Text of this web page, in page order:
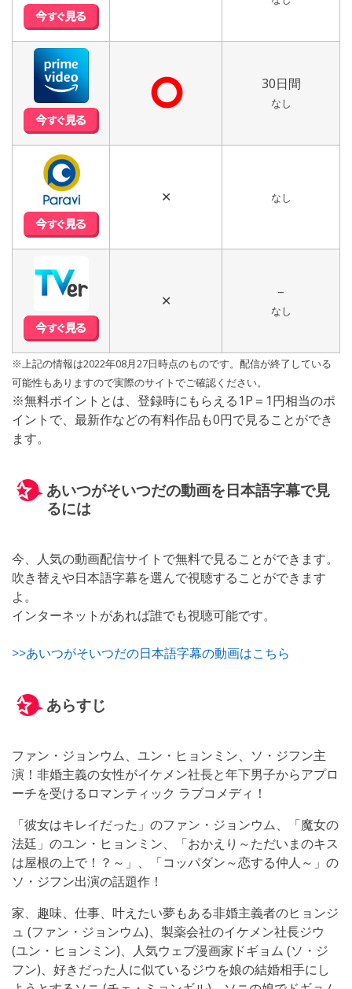
⭘ 30日間
なし
✕ なし
✕
–
なし
※上記の情報は2022年08月27日時点のものです。配信が終了している
可能性もありますので実際のサイトでご確認ください。
※無料ポイントとは、登録時にもらえる1P＝1円相当のポ
イントで、最新作などの有料作品も0円で見ることができ
ます。
あいつがそいつだの動画を日本語字幕で見
るには
今、人気の動画配信サイトで無料で見ることができます。
吹き替えや日本語字幕を選んで視聴することができます
よ。
インターネットがあれば誰でも視聴可能です。
>>あいつがそいつだの日本語字幕の動画はこちら
あらすじ
ファン・ジョンウム、ユン・ヒョンミン、ソ・ジフン主
演！非婚主義の女性がイケメン社長と年下男子からアプロ
ーチを受けるロマンティック ラブコメディ！
「彼女はキレイだった」のファン・ジョンウム、「魔女の
法廷」のユン・ヒョンミン、「おかえり～ただいまのキス
は屋根の上で！？～」、「コッパダン～恋する仲人～」の
ソ・ジフン出演の話題作！
家、趣味、仕事、叶えたい夢もある非婚主義者のヒョンジ
ュ (ファン・ジョンウム)、製薬会社のイケメン社長ジウ
(ユン・ヒョンミン)、人気ウェブ漫画家ドギョム (ソ・ジ
フン)、好きだった人に似ているジウを娘の結婚相手にし